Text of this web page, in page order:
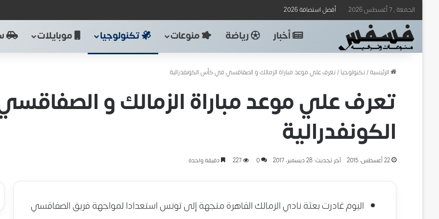
الجمعة , 7 أغسطس 2026 أفضل استضافة 2026
أخبار رياضة منوعات تكنولوجيا موبايلات
الرئيسية/تكنولوجيا/تعرف علي موعد مباراة الزمالك و الصفاقسي في كأس الكونفدرالية
تعرف علي موعد مباراة الزمالك و
الكونفدرالية
22 أغسطس، 2015 آخر تحديث: 28 ديسمبر، 2017 0
227 دقيقة واحدة
اليوم غادرت بعثة نادي الزمالك القاهرة متجهة إلى تونس استعدادا لمواجهة فريق الصفاقسي